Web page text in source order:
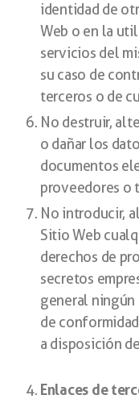
identidad de
Web o en la
servicios del
su caso de
terceros o de
No destruir,
o dañar los
documentos
proveedores o
No introducir,
Sitio Web
derechos de
secretos
general
de
a disposición
Enlaces de